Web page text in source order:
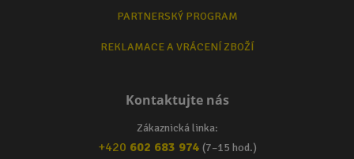
PARTNERSKÝ PROGRAM
REKLAMACE A VRÁCENÍ ZBOŽÍ
Kontaktujte nás
Zákaznická linka:
+420 602 683 974 (7–15 hod.)